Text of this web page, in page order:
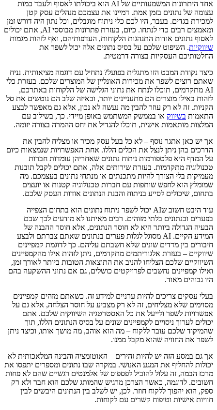
אחד היתרונות המשמעותיים של AI הוא ביכולתו לאסוף ולעבד כמות
עצומה של נתונים בזמן אמת. דמיינו את עצמכם מנהלים עסק קטן
למכירת בגדים. בעבר, היו לכם כלי ניתוח מוגבלים, וכל נתון היה דורש זמן
ומאמצים רבים כדי לנתחו. כיום, בעזרת פתרונות מבוססי AI, אתם יכולים
לאסוף נתונים אודות התנהגות הלקוחות, העדפותיהם, ואף לזהות מגמות
שיווקיות. השיפוט שלכם על בסיס נתונים אלה יכול לשפר את
החלטותיכם העסקיות בצורה דרמטית.
כיצד נקודת המבט הזו מתגלית בפועל? נתחיל עם דוגמה מציאותית. נניח
שאתם רוצים לשפר את מכירות האונליין של המוצרים שלכם. בעזרת כלי
AI מתקדמים, תוכלו לנתח את נתוני הגלישה של הלקוחות באתרכם,
לזהות באילו מוצרים הם מתעניינים יותר, ובאיזה שלב הם נוטשים את סל
הקניות. זה לא רק עוזר להבין מה נעשה לא נכון, אלא גם מאפשר לבצע
התאמות בשיווק או בממשק המשתמש באופן מיידי. כך, בשילוב עם
המלצות מותאמות אישית, תוכלו להגדיל את יחס ההמרה בצורה יזומה.
אך יש כאן אתגר נוסף – לא כל בעל עסק מכיר או מצליח להבין את
הדרכים בהן ניתן לנצל את הכלים הללו. אחת האפשרויות שנמצאות כיום
על המדף היא פלטפורמות ניתוח נתונים שאחריהן עומדות חברות
טכנולוגיה מתקדמות. בעזרת שירותים אלה, אתם יכולים לקבל תובנות
מעמיקות בלי הצורך להיות מתכנתים או מנתחי נתונים בעצמכם. מה
שמומלץ הוא לחפש שותפות עם חברות טכנולוגיה קטנות או יועצים
בתחום, שיכולים לסייע בניתוח והבנת הנתונים אודות העסק שלכם.
עוד היבט חשוב שAI יכול לשפר ניתוח נתונים הוא בתחום הצפייה
בפערים ובנתונים בלתי מזוהים. רבים מאיתנו לא מודעים לכך שכם
הבעיה הגדולה ביותר היא לא חוסר הנתונים, אלא חוסר ההבנה של
המידע הקיים. AI מסוגל לגלות פערים בנתונים שאתם צברתם ולבצע
חיבורים בין מדדים שונים שלא חשבתם עליהם. כך לדוגמת קמפיינים
שיווקיים – בעזרת אלגוריתמים מתקדמים, ניתן לזהות אילו מהקמפיינים
השיווקיים שלכם הצליחו להניב את התוצאות הטובות ביותר לאורך זמן,
ואילו קמפיינים נחשבים לפרויקטים כושלים, גם אם נתוני ההשקעה בהם
היו גבוהים מאוד.
בעלי עסקים צריכים להיות ערניים למידע זה. כשאתם מזהים קמפיינים
מסוימים שלא מצליחים, זה לא רק מצביע על חוסר הצלחה, אלא גם על
אפשרויות לשפר ולייעל את כל האסטרטגיה השיווקית שלכם. אתם
יכולים לערוך ניסויים לקמפיינים שונים על בסיס הנתונים הללו, תוך
שהמיקוד שלכם עובר ללקוח – מה הוא אוהב, מה מושך אותו, וכיצד ניתן
לשפר את החוויה שהוא מקבל ממנו.
אך גם במסע הזה יש להיות זהירים – האוטומציה והבינה המלאכותית לא
יכולות להחליף את המגע האנושי. במקרה שבו נתונים ומספרים יתפסו את
מרכז הבמה, זה עלול להוביל לפספוס של אלמנטים רגשיים שהם לא פחות
חשובים. לדוגמה, כאשר הצרכן מרגיש שהמותג שלכם הוא חבר ולא רק
ספק, הוא יהפוך ללקוח חוזר. לכן, יש לשלב בין הנתונים היבשים לבין
חוויות אישיות וטיפוח קשרים עם לקוחות.